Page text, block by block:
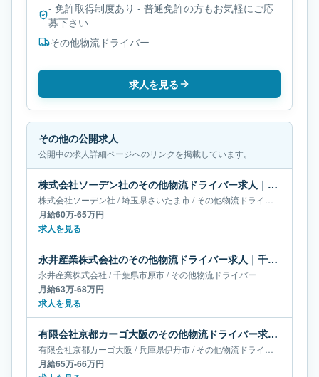
- 免許取得制度あり - 普通免許の方もお気軽にご応
募下さい
その他物流ドライバー
求人を見る
その他の公開求人
公開中の求人詳細ページへのリンクを掲載しています。
株式会社ソーデン社のその他物流ドライバー求人｜埼玉県さいたま市｜月給60万-65万円
株式会社ソーデン社 /埼玉県さいたま市/その他物流ドライバー
月給60万-65万円
求人を見る
永井産業株式会社のその他物流ドライバー求人｜千葉県市原市｜月給63万-68万円
永井産業株式会社 /千葉県市原市/その他物流ドライバー
月給63万-68万円
求人を見る
有限会社京都カーゴ大阪のその他物流ドライバー求人｜兵庫県伊丹市｜月給65万-66万円
有限会社京都カーゴ大阪 /兵庫県伊丹市/その他物流ドライバー
月給65万-66万円